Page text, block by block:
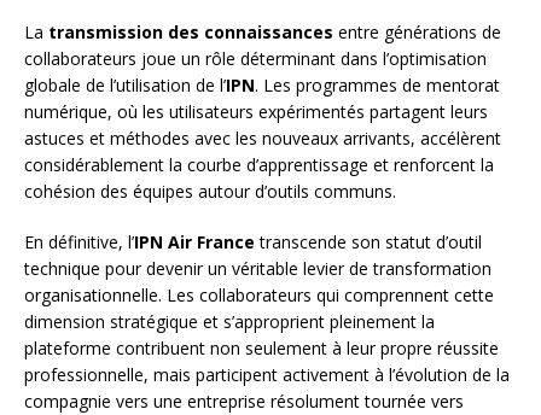
La transmission des connaissances entre générations de
collaborateurs joue un rôle déterminant dans l’optimisation
globale de l’utilisation de l’IPN. Les programmes de mentorat
numérique, où les utilisateurs expérimentés partagent leurs
astuces et méthodes avec les nouveaux arrivants, accélèrent
considérablement la courbe d’apprentissage et renforcent la
cohésion des équipes autour d’outils communs.
En définitive, l’IPN Air France transcende son statut d’outil
technique pour devenir un véritable levier de transformation
organisationnelle. Les collaborateurs qui comprennent cette
dimension stratégique et s’approprient pleinement la
plateforme contribuent non seulement à leur propre réussite
professionnelle, mais participent activement à l’évolution de la
compagnie vers une entreprise résolument tournée vers